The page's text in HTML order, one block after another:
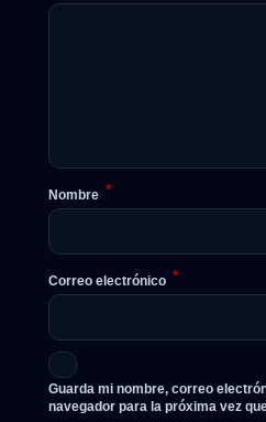
Nombre *
Correo electrónico *
Guarda mi nombre, correo
navegador para la próxima vez